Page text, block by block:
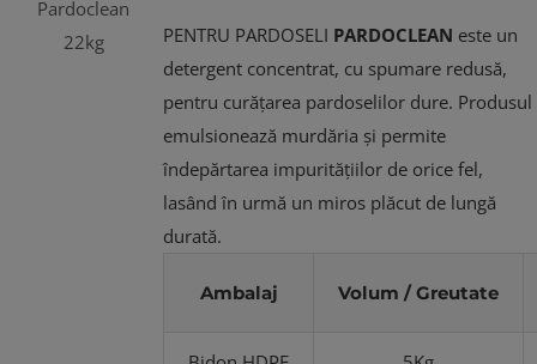
PENTRU PARDOSELI PARDOCLEAN este un
detergent concentrat, cu spumare redusă,
pentru curățarea pardoselilor dure. Produsul
emulsionează murdăria și permite
îndepărtarea impuritățiilor de orice fel,
lasând în urmă un miros plăcut de lungă
durată.
Ambalaj Volum / Greutate